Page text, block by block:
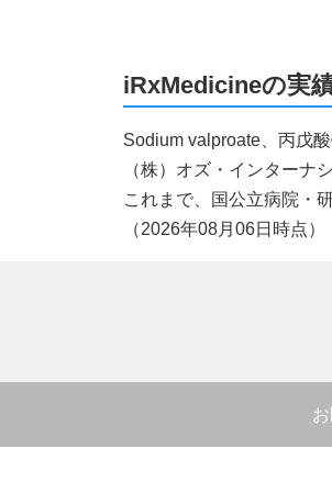
iRxMedicineの実
Sodium valproate、丙戊
（株）オズ・インターナ
これまで、国公立病院・
（2026年08月06日時点）